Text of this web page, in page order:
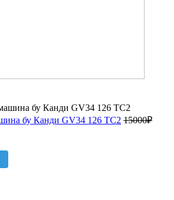
бу Канди GV34 126 TC2 15000₽